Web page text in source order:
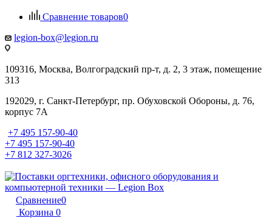
Сравнение товаров0
legion-box@legion.ru
109316, Москва, Волгоградский пр-т, д. 2, 3 этаж, помещение
313
192029, г. Санкт-Петербург, пр. Обуховской Обороны, д. 76,
корпус 7А
+7 495 157-90-40
+7 495 157-90-40
+7 812 327-3026
Сравнение0
Корзина 0